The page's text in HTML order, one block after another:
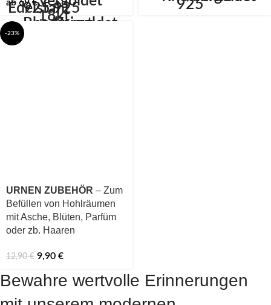
ab 69€
-23%
URNEN ZUBEHÖR – Zum
Befüllen von Hohlräumen
mit Asche, Blüten, Parfüm
oder zb. Haaren
12,90€ 9,90 €
Bewahre wertvolle Erinnerungen